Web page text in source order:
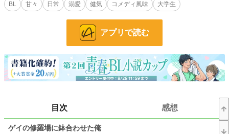
文字数 41,155
2024.08.22 08:54
BL
甘々 日常 溺愛 健気 コメディ風味 大学生
アプリで読む
目次 感想
ゲイの修羅場に鉢合わせた俺